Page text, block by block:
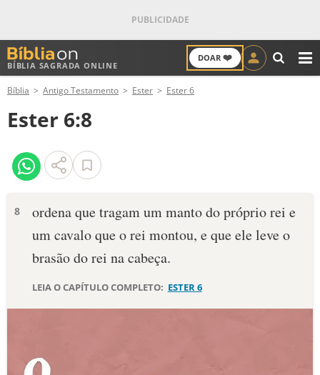
BÍBLIA SAGRADA ONLINE
DOAR ❤️
ANTIGO TESTAMENTO
NOVO TESTAMENTO
VERSÍCULOS
PALAVRA DO DIA
DEVOCIONAL DIÁRIO
Bíblia Antigo Testamento Ester Ester 6
Ester 6:8
8
ordena que tragam um manto do próprio rei e
um cavalo que o rei montou, e que ele leve o
brasão do rei na cabeça.
LEIA O CAPÍTULO COMPLETO: ESTER 6